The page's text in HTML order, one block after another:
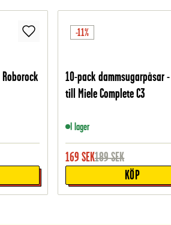
-11%
10-pack dammsugarpåsar
till Miele Complete C3
I lager
169 SEK189SEK
KÖP